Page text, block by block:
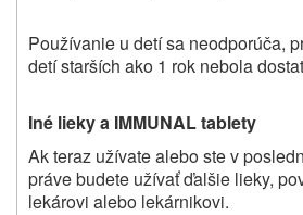
Používanie u detí sa neodporúča,
detí starších ako 1 rok nebola
Iné lieky a IMMUNAL tablety
Ak teraz užívatealebo ste v
práve budete užívať ďalšie lieky,
lekárovi alebo lekárnikovi.